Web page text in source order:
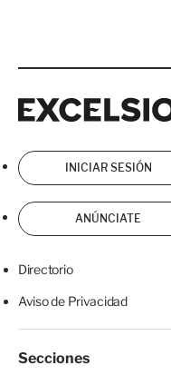
INICIAR SESIÓN
ANÚNCIATE
Directorio
Aviso de Privacidad
Secciones